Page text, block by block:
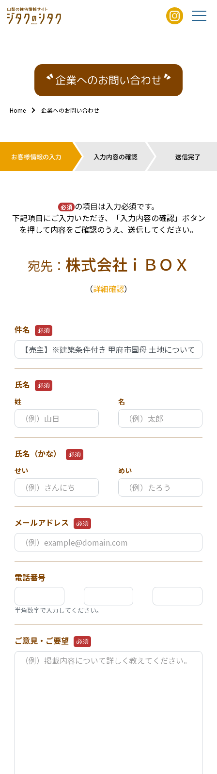
企業へのお問い合わせ
Home 企業へのお問い合わせ
お客様情報の入力 入力内容の確認 送信完了
必須 の項目は入力必須です。
下記項目にご入力いただき、「入力内容の確認」ボタン
を押して内容をご確認のうえ、送信してください。
宛先： 株式会社ｉＢＯＸ
（詳細確認）
件名 必須
氏名 必須
姓 名
氏名（かな） 必須
せい めい
メールアドレス 必須
電話番号
半角数字で入力してください。
ご意見・ご要望 必須